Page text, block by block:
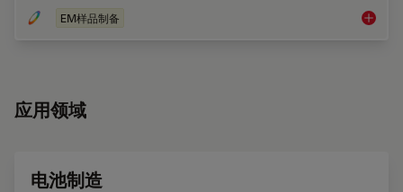
EM样品制备 电子显
应用领域
电池制造